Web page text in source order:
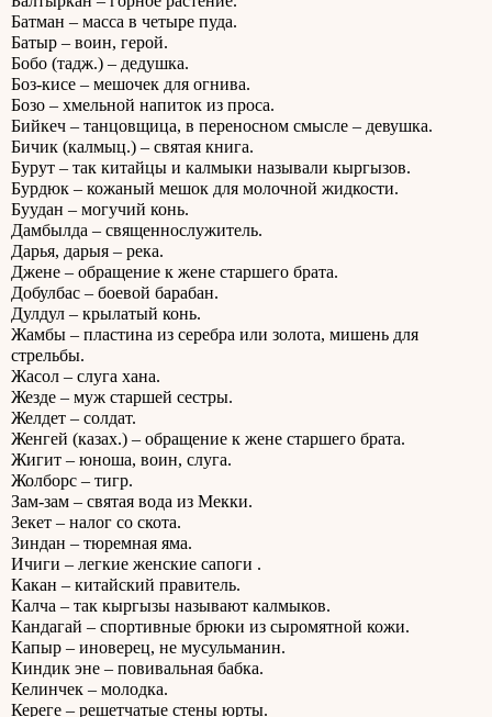
Батман – масса в четыре пуда.
Батыр – воин, герой.
Бобо (тадж.) – дедушка.
Боз-кисе – мешочек для огнива.
Бозо – хмельной напиток из проса.
Бийкеч – танцовщица, в переносном смысле – девушка.
Бичик (калмыц.) – святая книга.
Бурут – так китайцы и калмыки называли кыргызов.
Бурдюк – кожаный мешок для молочной жидкости.
Буудан – могучий конь.
Дамбылда – священнослужитель.
Дарья, дарыя – река.
Джене – обращение к жене старшего брата.
Добулбас – боевой барабан.
Дулдул – крылатый конь.
Жамбы – пластина из серебра или золота, мишень для
стрельбы.
Жасол – слуга хана.
Жезде – муж старшей сестры.
Желдет – солдат.
Женгей (казах.) – обращение к жене старшего брата.
Жигит – юноша, воин, слуга.
Жолборс – тигр.
Зам-зам – святая вода из Мекки.
Зекет – налог со скота.
Зиндан – тюремная яма.
Ичиги – легкие женские сапоги .
Какан – китайский правитель.
Калча – так кыргызы называют калмыков.
Кандагай – спортивные брюки из сыромятной кожи.
Капыр – иноверец, не мусульманин.
Киндик эне – повивальная бабка.
Келинчек – молодка.
Кереге – решетчатые стены юрты.